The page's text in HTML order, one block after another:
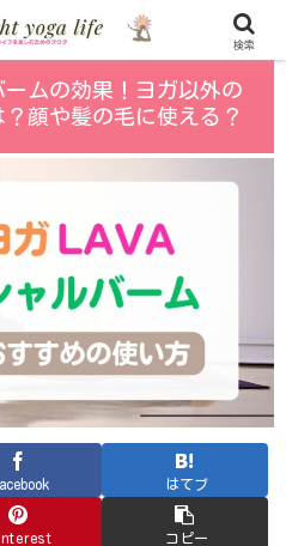
ームの効果！ヨガ以外の
顔や髪の毛に使える？
はてブ
コピー
検索